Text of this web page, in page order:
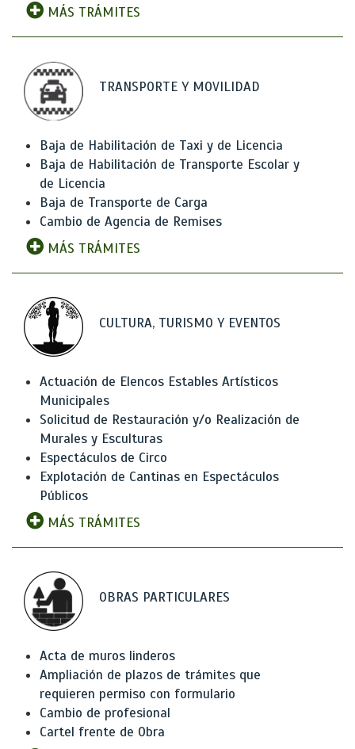
MÁS TRÁMITES
TRANSPORTE Y MOVILIDAD
Baja de Habilitación de Taxi y de Licencia
Baja de Habilitación de Transporte Escolar y
de Licencia
Baja de Transporte de Carga
Cambio de Agencia de Remises
MÁS TRÁMITES
CULTURA, TURISMO Y EVENTOS
Actuación de Elencos Estables Artísticos
Municipales
Solicitud de Restauración y/o Realización de
Murales y Esculturas
Espectáculos de Circo
Explotación de Cantinas en Espectáculos
Públicos
MÁS TRÁMITES
OBRAS PARTICULARES
Acta de muros linderos
Ampliación de plazos de trámites que
requieren permiso con formulario
Cambio de profesional
Cartel frente de Obra